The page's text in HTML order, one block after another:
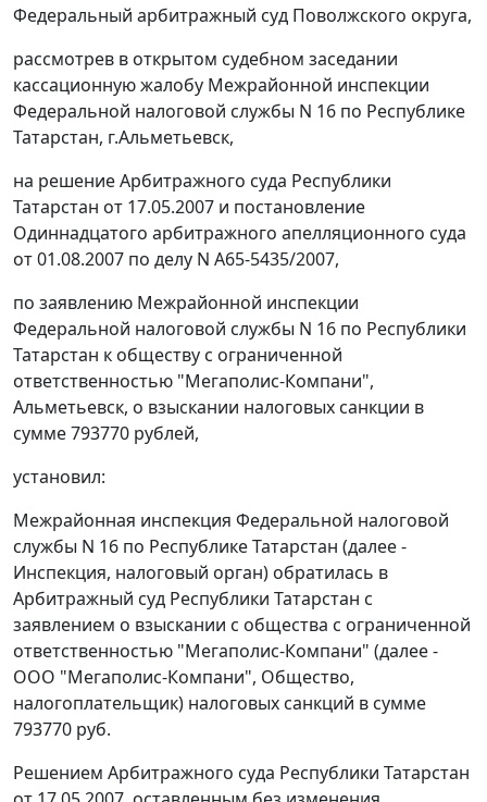
Федеральный арбитражный суд Поволжского округа,
рассмотрев в открытом судебном заседании
кассационную жалобу Межрайонной инспекции
Федеральной налоговой службы N 16 по Республике
Татарстан, г.Альметьевск,
на решение Арбитражного суда Республики
Татарстан от 17.05.2007 и постановление
Одиннадцатого арбитражного апелляционного суда
от 01.08.2007 по делу N А65-5435/2007,
по заявлению Межрайонной инспекции
Федеральной налоговой службы N 16 по Республики
Татарстан к обществу с ограниченной
ответственностью "Мегаполис-Компани",
Альметьевск, о взыскании налоговых санкции в
сумме 793770 рублей,
установил:
Межрайонная инспекция Федеральной налоговой
службы N 16 по Республике Татарстан (далее -
Инспекция, налоговый орган) обратилась в
Арбитражный суд Республики Татарстан с
заявлением о взыскании с общества с ограниченной
ответственностью "Мегаполис-Компани" (далее -
ООО "Мегаполис-Компани", Общество,
налогоплательщик) налоговых санкций в сумме
793770 руб.
Решением Арбитражного суда Республики Татарстан